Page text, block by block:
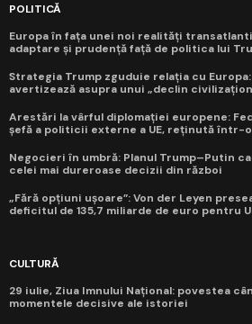
POLITICĂ
Europa în fața unei noi realități
adaptare și prudență față de politica lui
Strategia Trump zguduie relația cu
avertizează asupra unui „declin
Arestări la vârful diplomației europene:
șefă a politicii externe a UE, reținută într-
Negocieri în umbră: Planul Trump–Putin
celei mai dureroase decizii din război
„Fără opțiuni ușoare”: Von der Leyen
deficitul de 135,7 miliarde de euro pentru
CULTURĂ
29 iulie, Ziua Imnului Național: povestea
momentele decisive ale istoriei